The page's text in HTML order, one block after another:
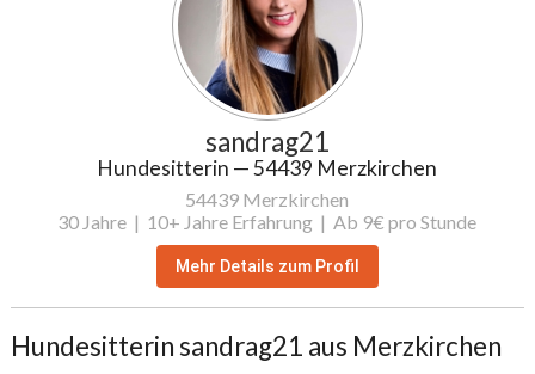
sandrag21
Hundesitterin — 54439 Merzkirchen
54439 Merzkirchen
30 Jahre | 10+ Jahre Erfahrung |Ab 9€ pro Stunde
Mehr Details zum Profil
Hundesitterin sandrag21 aus Merzkirchen